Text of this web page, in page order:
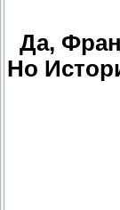
Да,
Но